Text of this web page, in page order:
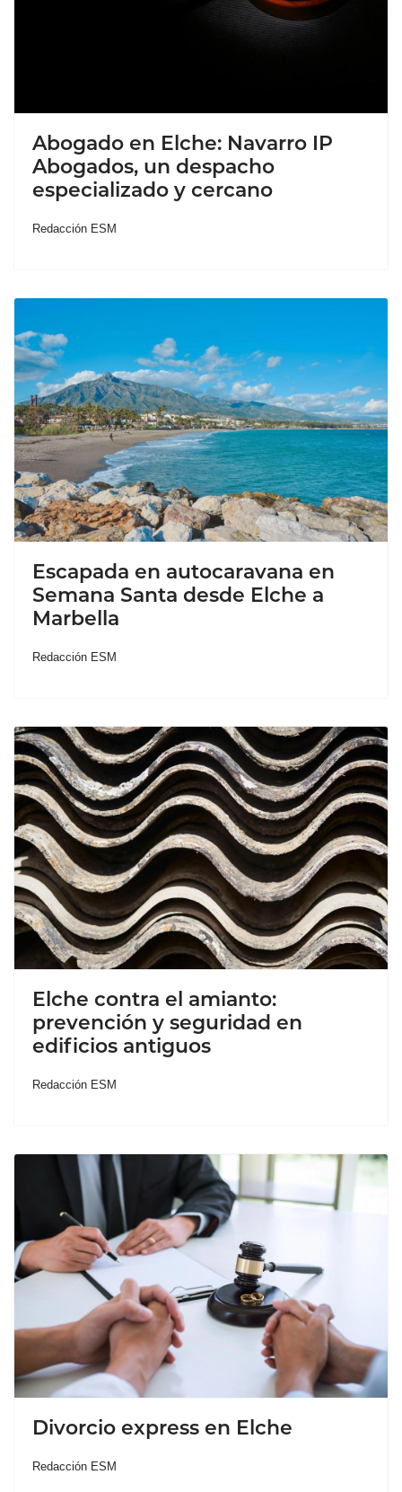
Abogado en Elche: Navarro IP
Abogados, un despacho
especializado y cercano
Redacción ESM
Escapada en autocaravana en
Semana Santa desde Elche a
Marbella
Redacción ESM
Elche contra el amianto:
prevención y seguridad en
edificios antiguos
Redacción ESM
Divorcio express en Elche
Redacción ESM